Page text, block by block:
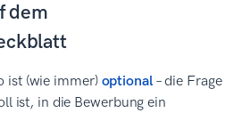
dem
ist (wie immer) optional– die Frage
ist, in die Bewerbung ein